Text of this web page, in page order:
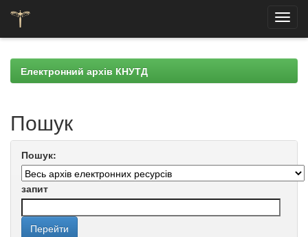
navigationЕлектронний архів КНУТД
Пошук
Пошук:
запит